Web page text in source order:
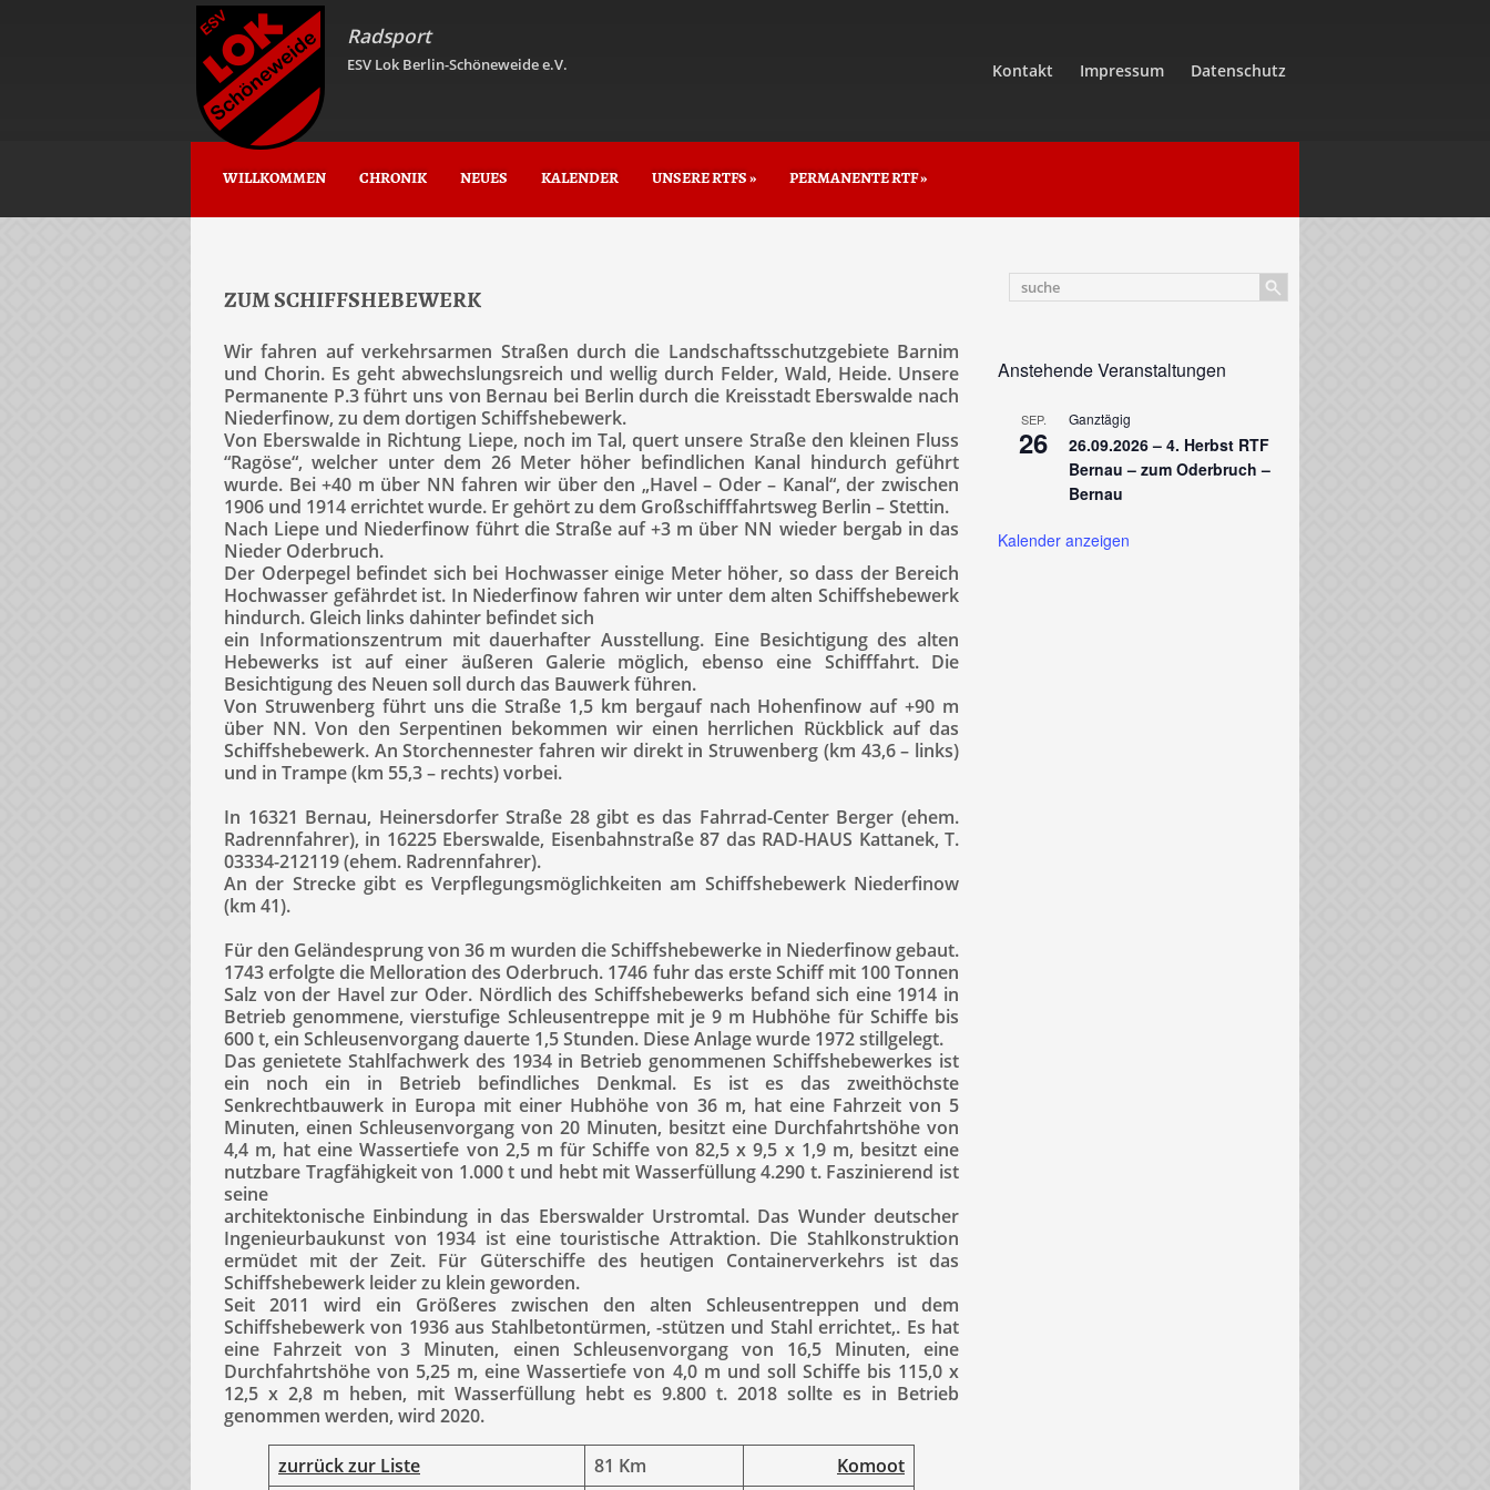
Radsport
ESV Lok Berlin-Schöneweide e.V. Kontakt Impressum Datenschutz
WILLKOMMEN CHRONIK NEUES KALENDER UNSERE RTFS» PERMANENTE RTF»
Anstehende Veranstaltungen
SEP.
26
Ganztägig
26.09.2026 – 4. Herbst RTF
Bernau – zum Oderbruch –
Bernau
Kalender anzeigen
ZUM SCHIFFSHEBEWERK
Wir fahren auf verkehrsarmen Straßen durch die Landschaftsschutzgebiete Barnim
und Chorin. Es geht abwechslungsreich und wellig durch Felder, Wald, Heide. Unsere
Permanente P.3 führt uns von Bernau bei Berlin durch die Kreisstadt Eberswalde nach
Niederfinow, zu dem dortigen Schiffshebewerk.
Von Eberswalde in Richtung Liepe, noch im Tal, quert unsere Straße den kleinen Fluss
“Ragöse“, welcher unter dem 26 Meter höher befindlichen Kanal hindurch geführt
wurde. Bei +40 m über NN fahren wir über den „Havel – Oder – Kanal“, der zwischen
1906 und 1914 errichtet wurde. Er gehört zu dem Großschifffahrtsweg Berlin – Stettin.
Nach Liepe und Niederfinow führt die Straße auf +3 m über NN wieder bergab in das
Nieder Oderbruch.
Der Oderpegel befindet sich bei Hochwasser einige Meter höher, so dass der Bereich
Hochwasser gefährdet ist. In Niederfinow fahren wir unter dem alten Schiffshebewerk
hindurch. Gleich links dahinter befindet sich
ein Informationszentrum mit dauerhafter Ausstellung. Eine Besichtigung des alten
Hebewerks ist auf einer äußeren Galerie möglich, ebenso eine Schifffahrt. Die
Besichtigung des Neuen soll durch das Bauwerk führen.
Von Struwenberg führt uns die Straße 1,5 km bergauf nach Hohenfinow auf +90 m
über NN. Von den Serpentinen bekommen wir einen herrlichen Rückblick auf das
Schiffshebewerk. An Storchennester fahren wir direkt in Struwenberg (km 43,6 – links)
und in Trampe (km 55,3 – rechts) vorbei.
In 16321 Bernau, Heinersdorfer Straße 28 gibt es das Fahrrad-Center Berger (ehem.
Radrennfahrer), in 16225 Eberswalde, Eisenbahnstraße 87 das RAD-HAUS Kattanek, T.
03334-212119 (ehem. Radrennfahrer).
An der Strecke gibt es Verpflegungsmöglichkeiten am Schiffshebewerk Niederfinow
(km 41).
Für den Geländesprung von 36 m wurden die Schiffshebewerke in Niederfinow gebaut.
1743 erfolgte die Melloration des Oderbruch. 1746 fuhr das erste Schiff mit 100 Tonnen
Salz von der Havel zur Oder. Nördlich des Schiffshebewerks befand sich eine 1914 in
Betrieb genommene, vierstufige Schleusentreppe mit je 9 m Hubhöhe für Schiffe bis
600 t, ein Schleusenvorgang dauerte 1,5 Stunden. Diese Anlage wurde 1972 stillgelegt.
Das genietete Stahlfachwerk des 1934 in Betrieb genommenen Schiffshebewerkes ist
ein noch ein in Betrieb befindliches Denkmal. Es ist es das zweithöchste
Senkrechtbauwerk in Europa mit einer Hubhöhe von 36 m, hat eine Fahrzeit von 5
Minuten, einen Schleusenvorgang von 20 Minuten, besitzt eine Durchfahrtshöhe von
4,4 m, hat eine Wassertiefe von 2,5 m für Schiffe von 82,5 x 9,5 x 1,9 m, besitzt eine
nutzbare Tragfähigkeit von 1.000 t und hebt mit Wasserfüllung 4.290 t. Faszinierend ist
seine
architektonische Einbindung in das Eberswalder Urstromtal. Das Wunder deutscher
Ingenieurbaukunst von 1934 ist eine touristische Attraktion. Die Stahlkonstruktion
ermüdet mit der Zeit. Für Güterschiffe des heutigen Containerverkehrs ist das
Schiffshebewerk leider zu klein geworden.
Seit 2011 wird ein Größeres zwischen den alten Schleusentreppen und dem
Schiffshebewerk von 1936 aus Stahlbetontürmen, -stützen und Stahl errichtet,. Es hat
eine Fahrzeit von 3 Minuten, einen Schleusenvorgang von 16,5 Minuten, eine
Durchfahrtshöhe von 5,25 m, eine Wassertiefe von 4,0 m und soll Schiffe bis 115,0 x
12,5 x 2,8 m heben, mit Wasserfüllung hebt es 9.800 t. 2018 sollte es in Betrieb
genommen werden, wird 2020.
zurrück zur Liste 81 Km Komoot